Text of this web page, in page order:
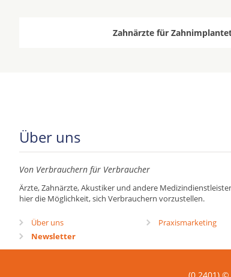
Zahnärzte für
Über uns
Von Verbrauchern für Verbraucher
Ärzte, Zahnärzte, Akustiker und andere
hier die Möglichkeit, sich Verbrauchern vorzustellen.
Über uns
Newsletter
Praxismarketing